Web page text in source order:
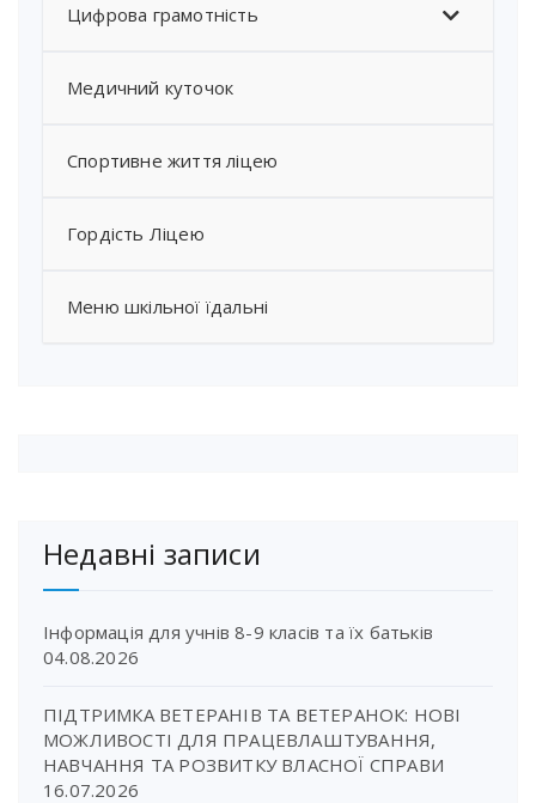
Цифрова грамотність
Медичний куточок
Спортивне життя ліцею
Гордість Ліцею
Меню шкільної їдальні
Недавні записи
Інформація для учнів 8-9 класів та їх батьків
04.08.2026
ПІДТРИМКА ВЕТЕРАНІВ ТА ВЕТЕРАНОК: НОВІ
МОЖЛИВОСТІ ДЛЯ ПРАЦЕВЛАШТУВАННЯ,
НАВЧАННЯ ТА РОЗВИТКУ ВЛАСНОЇ СПРАВИ
16.07.2026